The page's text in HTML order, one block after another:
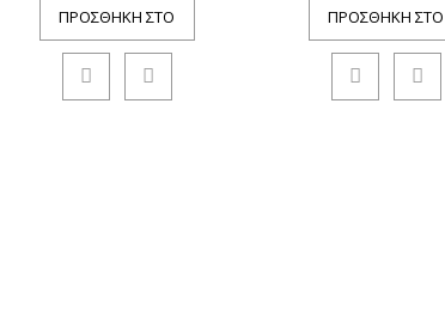
ΠΡΟΣΘΉΚΗ ΣΤΟ ΠΡΟΣΘΉΚΗ ΣΤΟ